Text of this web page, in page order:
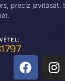
precíz javítását,